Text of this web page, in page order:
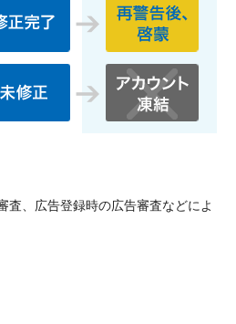
査、広告登録時の広告審査などによ